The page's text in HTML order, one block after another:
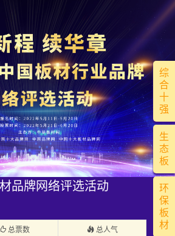
综
合
十
强
生
态
板
环
保
板
材
品牌网络评选活动
总票数 总人气